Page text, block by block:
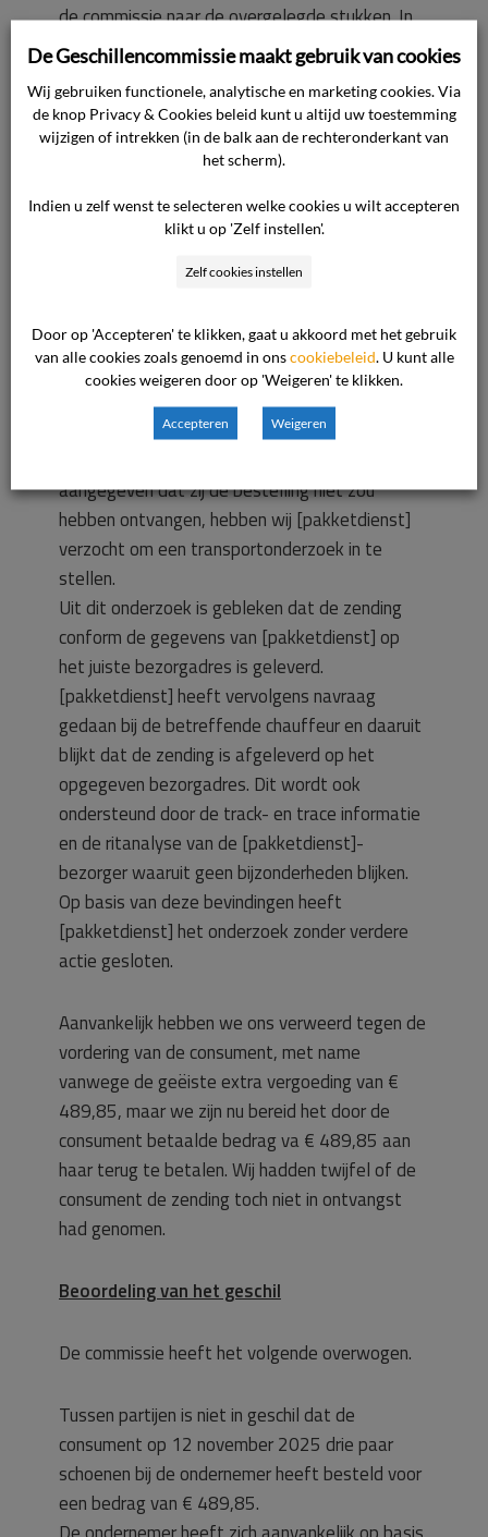
de commissie naar de overgelegde stukken. In
de kern komt het standpunt op het volgende
De consument heeft op 12 november 2025 een
bestelling geplaatst in onze webshop, te
weten drie paar schoenen van het merk UGG,
met een totale waarde van € 489,95.
geclaimd dat zij deze bestelling niet ontvangen
Volgens de track- en trace informatie van
vervoerder [pakketdienst] is de bestelling op
13 november 2025 afgeleverd op het door de
consument opgegeven bezorgadres. Nadat zij
aangegeven dat zij de bestelling niet zou
hebben ontvangen, hebben wij [pakketdienst]
verzocht om een transportonderzoek in te
stellen.
Uit dit onderzoek is gebleken dat de zending
conform de gegevens van [pakketdienst] op
het juiste bezorgadres is geleverd.
[pakketdienst] heeft vervolgens navraag
gedaan bij de betreffende chauffeur en daaruit
blijkt dat de zending is afgeleverd op het
opgegeven bezorgadres. Dit wordt ook
ondersteund door de track- en trace informatie
en de ritanalyse van de [pakketdienst]-
bezorger waaruit geen bijzonderheden blijken.
Op basis van deze bevindingen heeft
[pakketdienst] het onderzoek zonder verdere
actie gesloten.
Aanvankelijk hebben we ons verweerd tegen de
vordering van de consument, met name
vanwege de geëiste extra vergoeding van €
489,85, maar we zijn nu bereid het door de
consument betaalde bedrag va € 489,85 aan
haar terug te betalen. Wij hadden twijfel of de
consument de zending toch niet in ontvangst
had genomen.
Beoordeling van het geschil
De commissie heeft het volgende overwogen.
Tussen partijen is niet in geschil dat de
consument op 12 november 2025 drie paar
schoenen bij de ondernemer heeft besteld voor
een bedrag van € 489,85.
De Geschillencommissie maakt gebruik van cookies
Wij gebruiken functionele, analytische en marketing cookies. Via
de knop Privacy & Cookies beleid kunt u altijd uw toestemming
wijzigen of intrekken (in de balk aan de rechteronderkant van
het scherm).
Indien u zelf wenst te selecteren welke cookies u wilt accepteren
klikt u op 'Zelf instellen'.
Zelf cookies instellen
Door op 'Accepteren' te klikken, gaat u akkoord met het gebruik
van alle cookies zoals genoemd in onscookiebeleid . U kunt alle
cookies weigeren door op 'Weigeren' te klikken.
Accepteren Weigeren